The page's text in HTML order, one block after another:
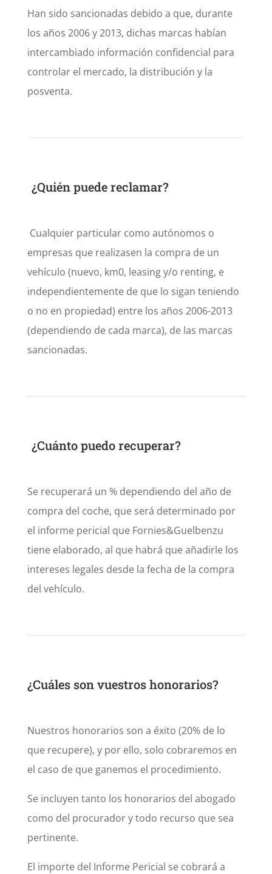
Han sido sancionadas debido a que, durante
los años 2006 y 2013, dichas marcas habían
intercambiado información confidencial para
controlar el mercado, la distribución y la
posventa.
¿Quién puede reclamar?
Cualquier particular como autónomos o
empresas que realizasen la compra de un
vehículo (nuevo, km0, leasing y/o renting, e
independientemente de que lo sigan teniendo
o no en propiedad) entre los años 2006-2013
(dependiendo de cada marca), de las marcas
sancionadas.
¿Cuánto puedo recuperar?
Se recuperará un % dependiendo del año de
compra del coche, que será determinado por
el informe pericial que Fornies&Guelbenzu
tiene elaborado, al que habrá que añadirle los
intereses legales desde la fecha de la compra
del vehículo.
¿Cuáles son vuestros honorarios?
Nuestros honorarios son a éxito (20% de lo
que recupere), y por ello, solo cobraremos en
el caso de que ganemos el procedimiento.
Se incluyen tanto los honorarios del abogado
como del procurador y todo recurso que sea
pertinente.
El importe del Informe Pericial se cobrará a